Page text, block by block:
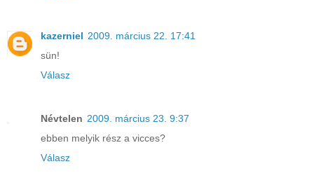
kazerniel 2009. március 22. 17:41
sün!
Válasz
Névtelen 2009. március 23. 9:37
ebben melyik rész a vicces?
Válasz